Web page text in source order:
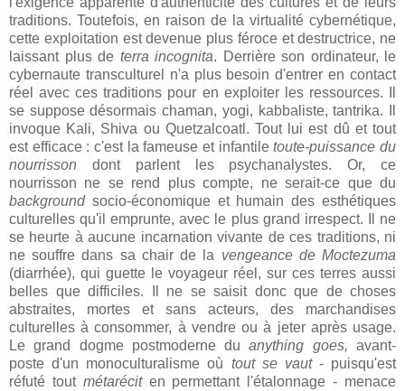
traditions. Toutefois, en raison de la virtualité cybernétique,
cette exploitation est devenue plus féroce et destructrice, ne
laissant plus de terra incognita. Derrière son ordinateur, le
cybernaute transculturel n'a plus besoin d'entrer en contact
réel avec ces traditions pour en exploiter les ressources. Il
se suppose désormais chaman, yogi, kabbaliste, tantrika. Il
invoque Kali, Shiva ou Quetzalcoatl. Tout lui est dû et tout
est efficace : c'est la fameuse et infantiletoute-puissance du
nourrisson dont parlent les psychanalystes. Or, ce
nourrisson ne se rend plus compte, ne serait-ce que du
backgroundsocio-économique et humain des esthétiques
culturelles qu'il emprunte, avec le plus grand irrespect. Il ne
se heurte à aucune incarnation vivante de ces traditions, ni
ne souffre dans sa chair de la vengeance de Moctezuma
(diarrhée), qui guette le voyageur réel, sur ces terres aussi
belles que difficiles. Il ne se saisit donc que de choses
abstraites, mortes et sans acteurs, des marchandises
culturelles à consommer, à vendre ou à jeter après usage.
Le grand dogme postmoderne duanything goes,avant-
poste d'un monoculturalisme où tout se vaut- puisqu'est
réfuté tout métaréciten permettant l'étalonnage - menace